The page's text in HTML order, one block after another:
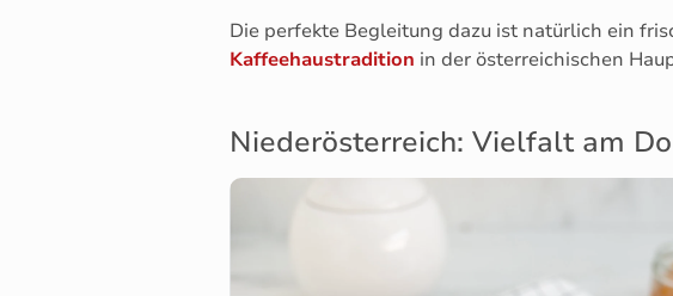
Die perfekte Begleitung dazu ist natürlich ein
Kaffeehaustradition in der österreichischen
Niederösterreich: Vielfalt am